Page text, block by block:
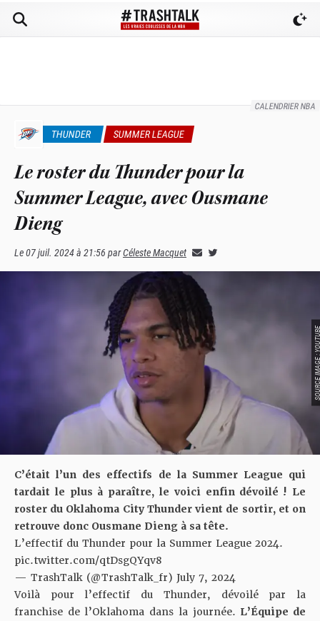
CALENDRIER NBA
THUNDER SUMMER LEAGUE
Le roster du Thunder pour la
Summer League, avec Ousmane
Dieng
Le07 juil. 2024 à 21:56 parCéleste Macquet
SOURCE
C’était l’un des effectifs de la Summer League qui
tardait le plus à paraître, le voici enfin dévoilé ! Le
roster du Oklahoma City Thunder vient de sortir, et on
retrouve donc Ousmane Dieng à sa tête.
L’effectif du Thunder pour la Summer League 2024.
pic.twitter.com/qtDsgQYqv8
— TrashTalk (@TrashTalk_fr) July 7, 2024
Voilà pour l’effectif du Thunder, dévoilé par la
franchise de l’Oklahoma dans la journée. L’Équipe de